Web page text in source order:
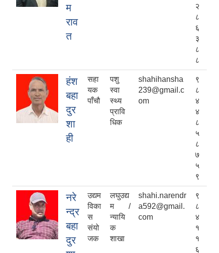
म
राव
त
२
८
६
३
८
८
हंश
बहा
दुर
शा
ही
सहा
यक
पाँचौ
पशु
स्वा
स्थ्य
प्रावि
धिक
shahihansha
239@gmail.c
om
९
८
४
४
८
५
८
७
५
९
नरे
न्द्र
बहा
दुर
उद्यम
विका
स
संयो
जक
लघुउद्य
म /
न्यायि
क
शाखा
shahi.narendr
a592@gmail.
com
९
८
४
१
१
६